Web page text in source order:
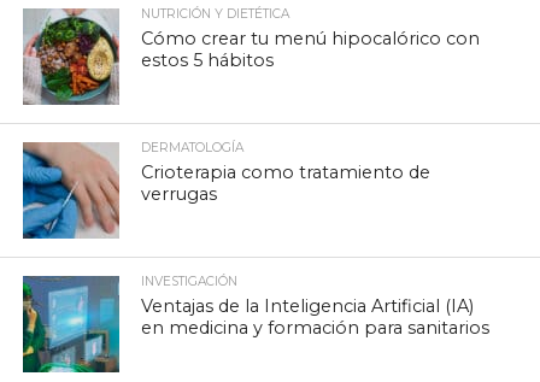
NUTRICIÓN Y DIETÉTICA
Cómo crear tu menú hipocalórico con
estos 5 hábitos
DERMATOLOGÍA
Crioterapia como tratamiento de
verrugas
INVESTIGACIÓN
Ventajas de la Inteligencia Artificial (IA)
en medicina y formación para sanitarios